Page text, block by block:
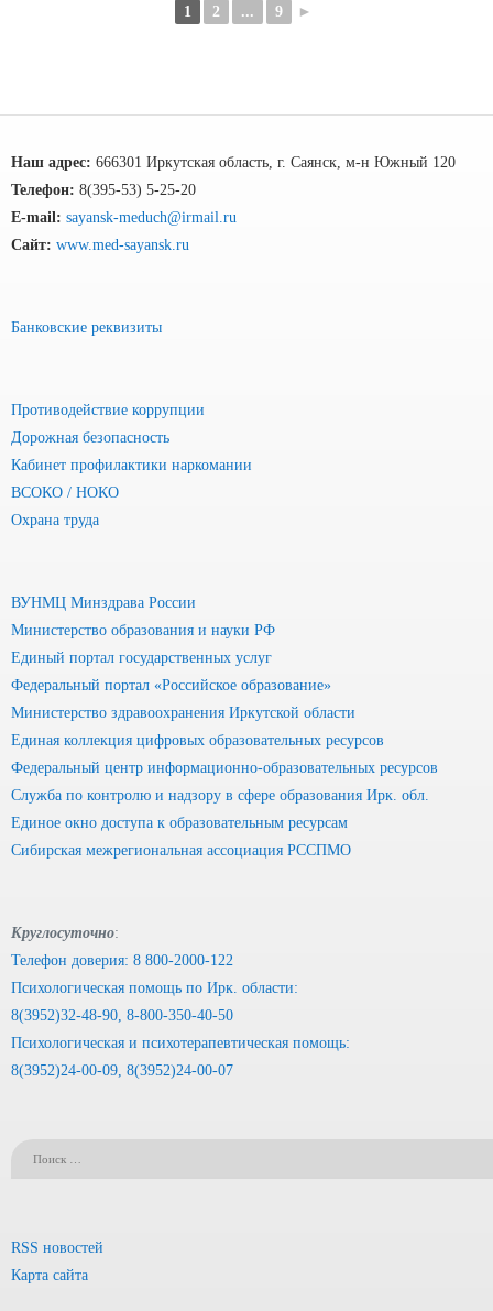
1 2 ... 9 ►
Наш адрес: 666301 Иркутская область, г. Саянск, м-н Южный 120
Телефон: 8(395-53) 5-25-20
E-mail: sayansk-meduch@irmail.ru
Сайт: www.med-sayansk.ru
Банковские реквизиты
Противодействие коррупции
Дорожная безопасность
Кабинет профилактики наркомании
ВСОКО / НОКО
Охрана труда
ВУНМЦ Минздрава России
Министерство образования и науки РФ
Единый портал государственных услуг
Федеральный портал «Российское образование»
Министерство здравоохранения Иркутской области
Единая коллекция цифровых образовательных ресурсов
Федеральный центр информационно-образовательных ресурсов
Служба по контролю и надзору в сфере образования Ирк. обл.
Единое окно доступа к образовательным ресурсам
Сибирская межрегиональная ассоциация РССПМО
Круглосуточно:
Телефон доверия: 8 800-2000-122
Психологическая помощь по Ирк. области:
8(3952)32-48-90, 8-800-350-40-50
Психологическая и психотерапевтическая помощь:
8(3952)24-00-09, 8(3952)24-00-07
RSS новостей
Карта сайта